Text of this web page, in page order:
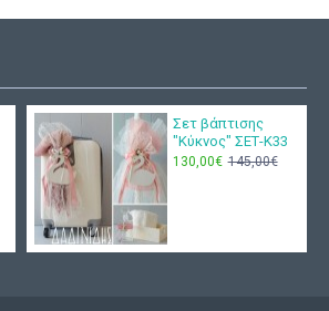
Σετ βάπτισης
"Κύκνος" ΣΕΤ-Κ33
130,00€ 145,00€